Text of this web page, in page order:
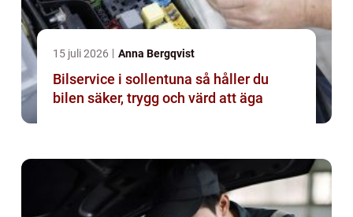
15 juli 2026 Anna Bergqvist
Bilservice i sollentuna så håller du
bilen säker, trygg och värd att äga